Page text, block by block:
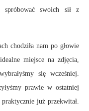
swoich sił z
chodziła nam po głowie
miejsce na zdjęcia,
się wcześniej.
prawie w ostatniej
już przekwitał.